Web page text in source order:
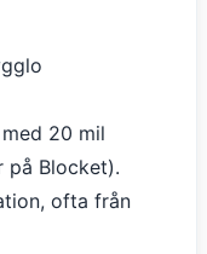
20 mil
på Blocket).
ofta från